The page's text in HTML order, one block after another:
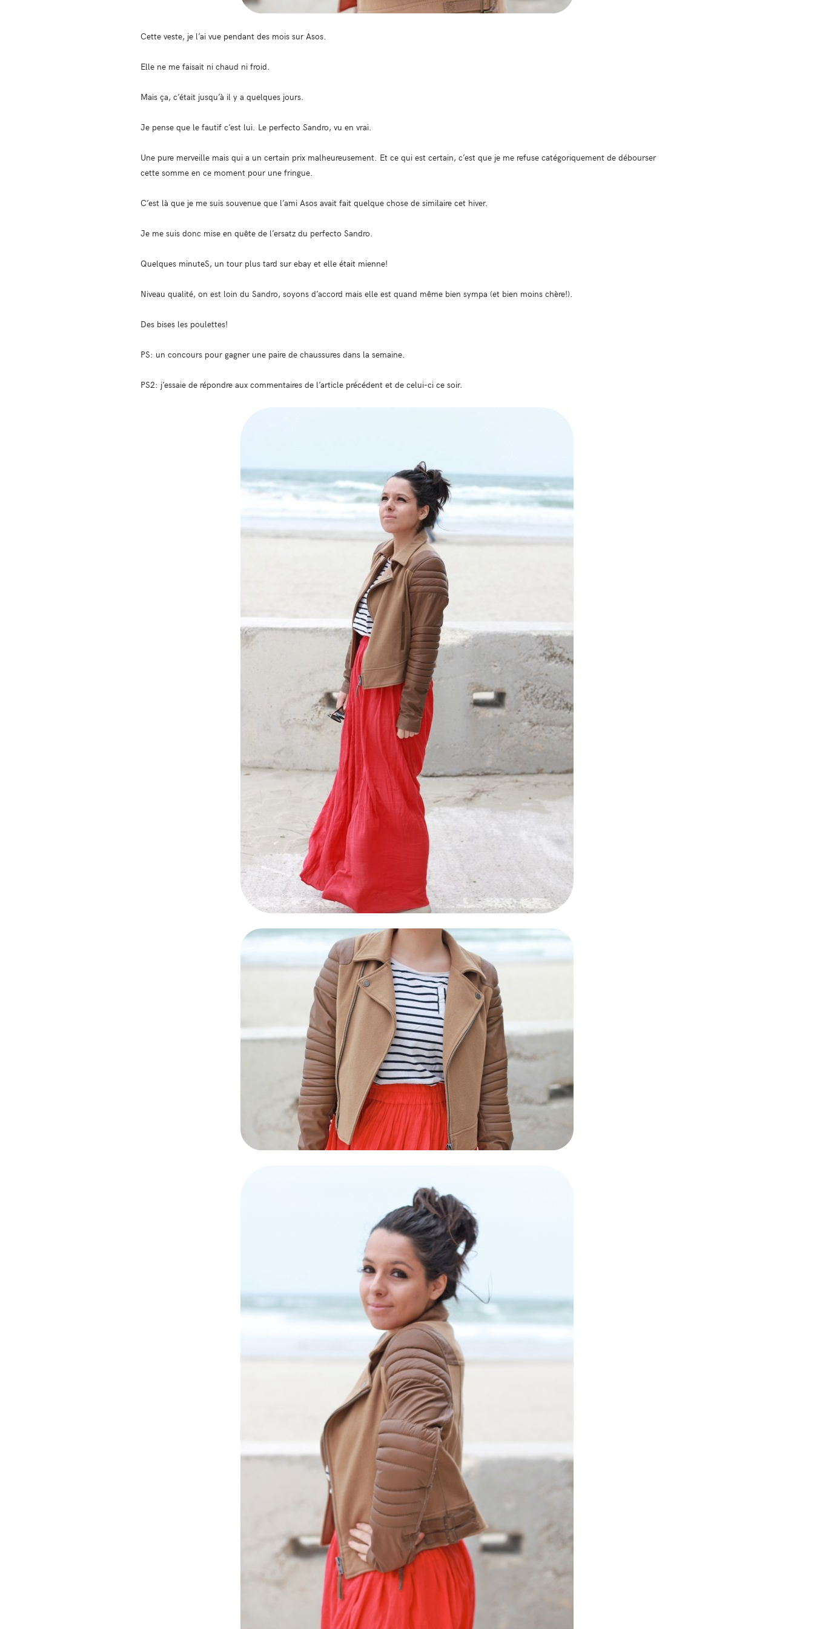
Cette veste, je l’ai vue pendant des mois sur Asos.
Elle ne me faisait ni chaud ni froid.
Mais ça, c’était jusqu’à il y a quelques jours.
Je pense que le fautif c’est lui. Le perfecto Sandro, vu en vrai.
Une pure merveille mais qui a un certain prix malheureusement. Et ce qui est certain, c’est que je me refuse catégoriquement de débourser
cette somme en ce moment pour une fringue.
C’est là que je me suis souvenue que l’ami Asos avait fait quelque chose de similaire cet hiver.
Je me suis donc mise en quête de l’ersatz du perfecto Sandro.
Quelques minuteS, un tour plus tard sur ebay et elle était mienne!
Niveau qualité, on est loin du Sandro, soyons d’accord mais elle est quand même bien sympa (et bien moins chère!).
Des bises les poulettes!
PS: un concours pour gagner une paire de chaussures dans la semaine.
PS2: j’essaie de répondre aux commentaires de l’article précédent et de celui-ci ce soir.